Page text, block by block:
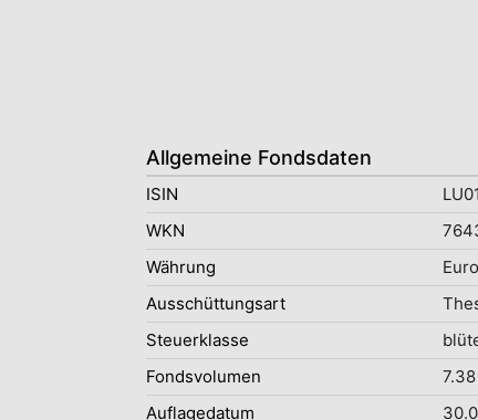
Allgemeine Fondsdaten
ISIN
WKN
Währung
Euro
Ausschüttungsart
Steuerklasse
Fondsvolumen
Auflagedatum